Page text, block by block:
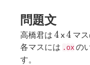
問題文
高橋君は 4
4 x4
4 マ
各マスには . oxの
す。